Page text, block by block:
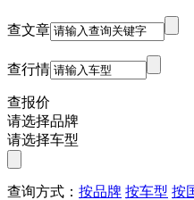
查文章
查行情
查报价
请选择品牌
请选择车型
查询方式： 按品牌 按车型 按